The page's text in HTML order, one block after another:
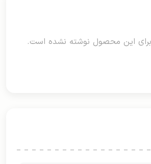
این محصول نوشته نشده است.